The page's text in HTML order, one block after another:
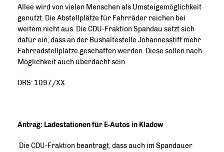
Allee wird von vielen Menschen als Umsteigemöglichkeit
genutzt. Die Abstellplätze für Fahrräder reichen bei
weitem nicht aus. Die CDU-Fraktion Spandau setzt sich
dafür ein, dass an der Bushaltestelle Johannesstift mehr
Fahrradstellplätze geschaffen werden. Diese sollen nach
Möglichkeit auch überdacht sein.
DRS: 1097/XX
Antrag: Ladestationen für E-Autos in Kladow
Die CDU-Fraktion beantragt, dass auch im Spandauer